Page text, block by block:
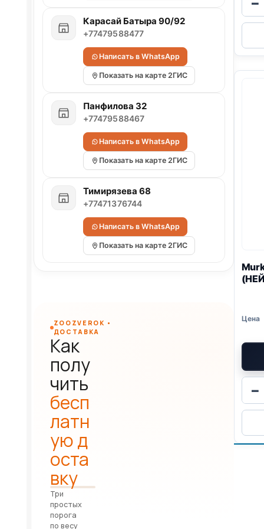
−
Карасай Батыра 90/92
+77479588477
Написать в WhatsApp
Показать на карте 2ГИС
Панфилова 32
+77479588467
Написать в WhatsApp
Показать на карте 2ГИС
Тимирязева 68
+77471376744
Написать в WhatsApp
Показать на карте 2ГИС
ZOOZVEROK •
ДОСТАВКА
Как
полу
чить
бесп
латн
ую д
оста
вку
Три
простых
порога
по весу